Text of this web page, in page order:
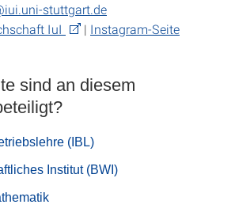
stuttgart.de
IuI
| Instagram-Seite
sind an diesem
(IBL)
Institut (BWI)